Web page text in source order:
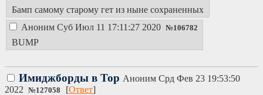
Бамп самому старому гет из ныне сохраненных
Аноним Суб Июл 11 17:11:27 2020 №106782
BUMP
Имиджборды в Тор Аноним Срд Фев 23 19:53:50
2022
№127058 [Ответ]